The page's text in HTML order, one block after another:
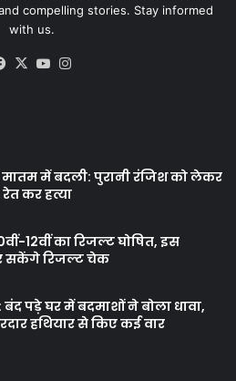
compelling stories. Stay informed
with us.
Facebook
X YouTube
में बदली: पुरानी रंजिश को लेकर
कर हत्या
12वीं का रिजल्ट घोषित, इस
सकेंगे रिजल्ट चेक
पड़े घर में बदमाशों ने बोला धावा,
हथियार से किए कई वार